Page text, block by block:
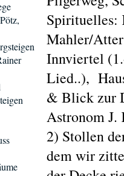
Spirituelles:
Mahler/
Innviertel
Lied..),
& Blick zur
Astronom J.
2) Stollen
dem wir